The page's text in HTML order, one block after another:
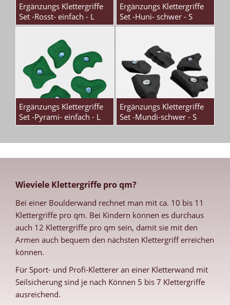
Ergänzungs Klettergriffe
Set -Rosst- einfach - L
Ergänzungs Klettergriffe
Set -Huni- schwer - S
Ergänzungs Klettergriffe
Set -Pyrami- einfach - L
Ergänzungs Klettergriffe
Set -Mundi-schwer - S
Wieviele Klettergriffe pro qm?
Bei einer Boulderwand rechnet man mit ca. 10 bis 11
Klettergriffe pro qm. Bei Kindern können es durchaus
auch 12 Klettergriffe pro qm sein, damit sie mit den
Armen auch bequem den nächsten Klettergriff erreichen
können.
Für Sport- und Profi-Kletterer an einer Kletterwand mit
Seilsicherung sind je nach Können 5 bis 7 Klettergriffe
ausreichend.